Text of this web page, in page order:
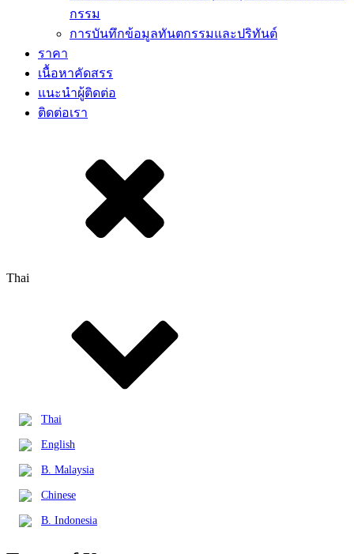
กรรม
การบันทึกข้อมูลทันตกรรมและปริทันต์
ราคา
เนื้อหาคัดสรร​
แนะนำผู้ติดต่อ
ติดต่อเรา
Thai
Thai
English
B. Malaysia
Chinese
B. Indonesia